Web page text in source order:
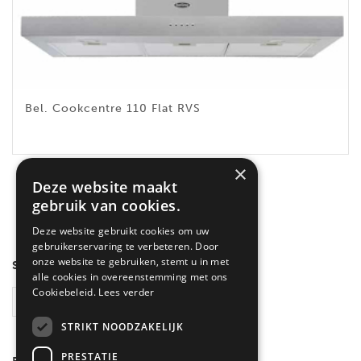
Bel. Cookcentre 110 Flat RVS
Enig resultaat
SEARCH
×
Deze website maakt
gebruik van cookies.
Deze website gebruikt cookies om uw
gebruikerservaring te verbeteren. Door
onze website te gebruiken, stemt u in met
alle cookies in overeenstemming met ons
Cookiebeleid. Lees verder
STRIKT NOODZAKELIJK
PRESTATIE